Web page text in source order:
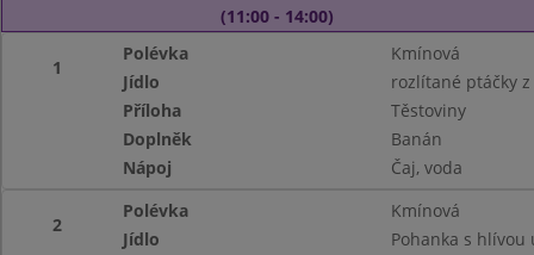
(11:00 - 14:00)
1
Polévka
Kmínová
Jídlo
rozlítané ptáčky
Příloha
Těstoviny
Doplněk
Banán
Nápoj
Čaj, voda
2
Polévka
Kmínová
Jídlo
Pohanka s hlívou